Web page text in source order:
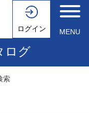
ログイン MENU
ログ
索